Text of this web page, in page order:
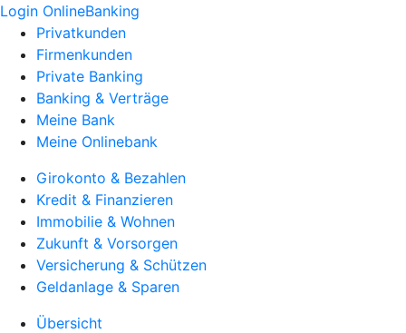
Login OnlineBanking
Privatkunden
Firmenkunden
Private Banking
Banking & Verträge
Meine Bank
Meine Onlinebank
Girokonto & Bezahlen
Kredit & Finanzieren
Immobilie & Wohnen
Zukunft & Vorsorgen
Versicherung & Schützen
Geldanlage & Sparen
Übersicht